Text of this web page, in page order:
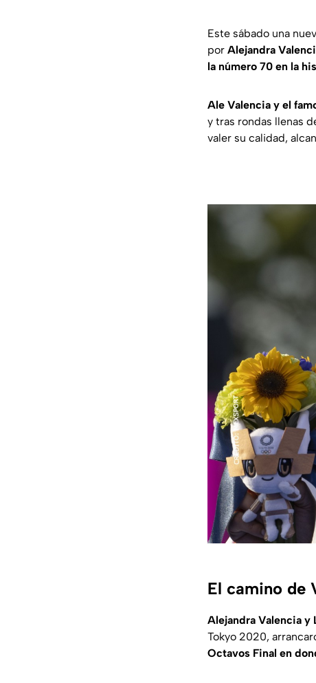
Este sábado una
por Alejandra
la número 70 en la
Ale Valencia y el
y tras rondas llenas
valer su calidad,
El camino de
Alejandra Valencia y
Tokyo 2020,
Octavos Final en